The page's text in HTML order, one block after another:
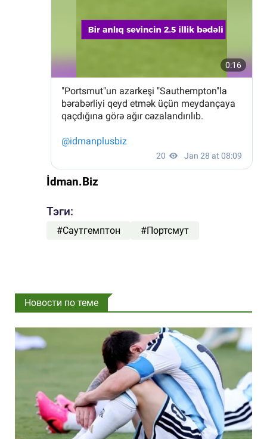
İdman.Biz
Тэги:
#Саутгемптон #Портсмут
Новости по теме